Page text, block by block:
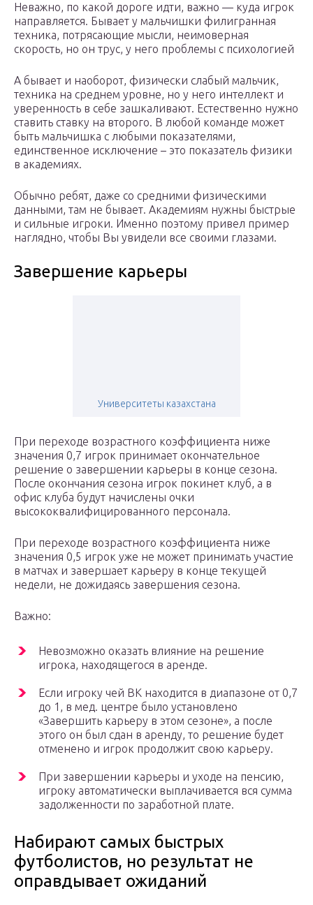
Неважно, по какой дороге идти, важно — куда игрок
направляется. Бывает у мальчишки филигранная
техника, потрясающие мысли, неимоверная
скорость, но он трус, у него проблемы с психологией
А бывает и наоборот, физически слабый мальчик,
техника на среднем уровне, но у него интеллект и
уверенность в себе зашкаливают. Естественно нужно
ставить ставку на второго. В любой команде может
быть мальчишка с любыми показателями,
единственное исключение – это показатель физики
в академиях.
Обычно ребят, даже со средними физическими
данными, там не бывает. Академиям нужны быстрые
и сильные игроки. Именно поэтому привел пример
наглядно, чтобы Вы увидели все своими глазами.
Завершение карьеры
Университеты казахстана
При переходе возрастного коэффициента ниже
значения 0,7 игрок принимает окончательное
решение о завершении карьеры в конце сезона.
После окончания сезона игрок покинет клуб, а в
офис клуба будут начислены очки
высококвалифицированного персонала.
При переходе возрастного коэффициента ниже
значения 0,5 игрок уже не может принимать участие
в матчах и завершает карьеру в конце текущей
недели, не дожидаясь завершения сезона.
Важно:
Невозможно оказать влияние на решение
игрока, находящегося в аренде.
Если игроку чей ВК находится в диапазоне от 0,7
до 1, в мед. центре было установлено
«Завершить карьеру в этом сезоне», а после
этого он был сдан в аренду, то решение будет
отменено и игрок продолжит свою карьеру.
При завершении карьеры и уходе на пенсию,
игроку автоматически выплачивается вся сумма
задолженности по заработной плате.
Набирают самых быстрых
футболистов, но результат не
оправдывает ожиданий